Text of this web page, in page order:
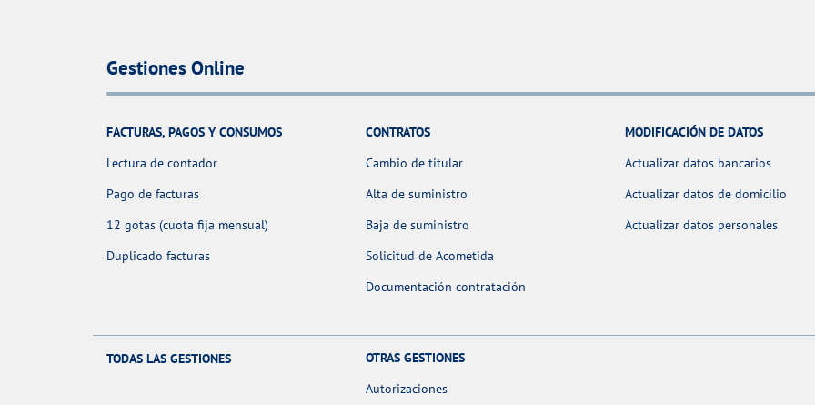
Gestiones Online
FACTURAS, PAGOS Y CONSUMOS
Lectura de contador
Pago de facturas
12 gotas (cuota fija mensual)
Duplicado facturas
CONTRATOS
Cambio de titular
Alta de suministro
Baja de suministro
Solicitud de Acometida
Documentación contratación
MODIFICACIÓN DE DATOS
Actualizar datos bancarios
Actualizar datos de domicilio
Actualizar datos personales
TODAS LAS GESTIONES
OTRAS GESTIONES
Autorizaciones